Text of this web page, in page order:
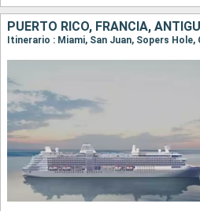
PUERTO RICO, FRANCIA,